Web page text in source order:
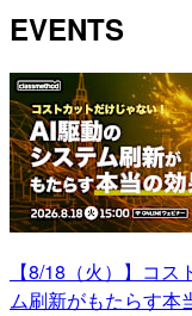
EVENTS
【8/18（火）】コ
ム刷新がもたらす本